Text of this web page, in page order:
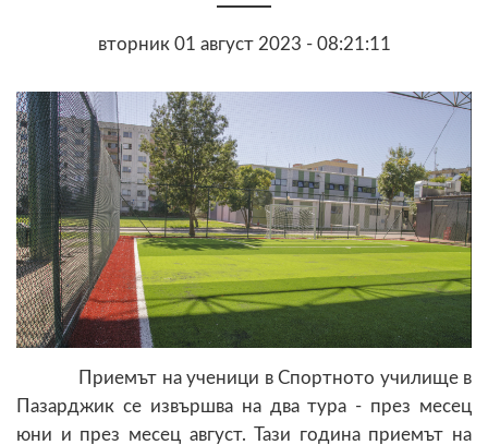
вторник 01 август 2023 - 08:21:11
Приемът на ученици в Спортното училище в
Пазарджик се извършва на два тура - през месец
юни и през месец август. Тази година приемът на